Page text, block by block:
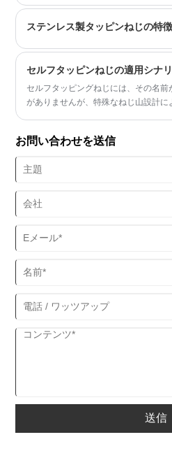
根、その他の業界で一般的に使用され
ステンレス製タッピンねじの特
セルフタッピンねじの適用シナ
セルフタッピングねじには、その名前
がありませんが、特殊なねじ山設計に
お問い合わせを送信
送信